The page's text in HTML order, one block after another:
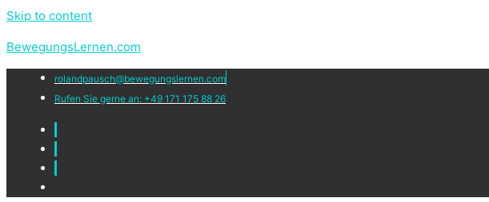
Skip to content
BewegungsLernen.com
rolandpausch@bewegungslernen.com
Rufen Sie gerne an: +49 171 175 88 26